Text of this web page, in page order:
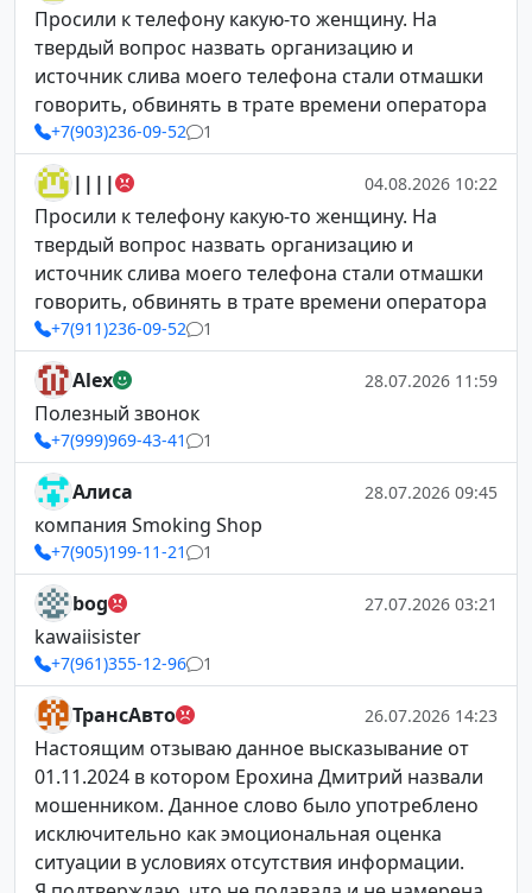
Просили к телефону какую-то женщину. На
твердый вопрос назвать организацию и
источник слива моего телефона стали отмашки
говорить, обвинять в трате времени оператора
+7(903)236-09-52 1
|||| 04.08.2026 10:22
Просили к телефону какую-то женщину. На
твердый вопрос назвать организацию и
источник слива моего телефона стали отмашки
говорить, обвинять в трате времени оператора
+7(911)236-09-52 1
Alex 28.07.2026 11:59
Полезный звонок
+7(999)969-43-41 1
Алиса 28.07.2026 09:45
компания Smoking Shop
+7(905)199-11-21 1
bog 27.07.2026 03:21
kawaiisister
+7(961)355-12-96 1
ТрансАвто 26.07.2026 14:23
Настоящим отзываю данное высказывание от
01.11.2024 в котором Ерохина Дмитрий назвали
мошенником. Данное слово было употреблено
исключительно как эмоциональная оценка
ситуации в условиях отсутствия информации.